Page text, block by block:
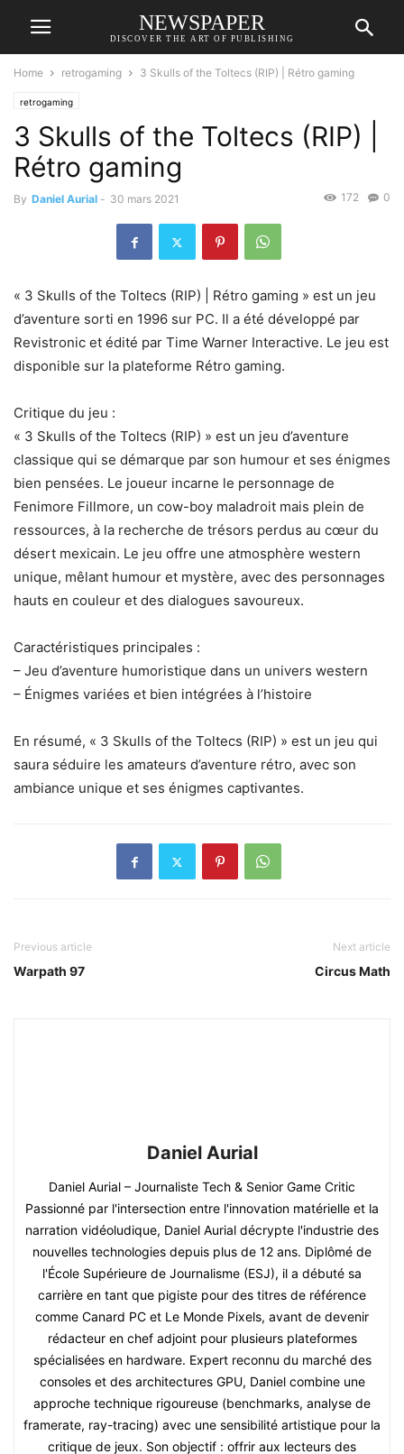
NEWSPAPER
DISCOVER THE ART OF PUBLISHING
Home retrogaming 3 Skulls of the Toltecs (RIP) | Rétro gaming
retrogaming
3 Skulls of the Toltecs (RIP) |
Rétro gaming
By Daniel Aurial - 30 mars 2021 0
172
« 3 Skulls of the Toltecs (RIP) | Rétro gaming » est un jeu
d’aventure sorti en 1996 sur PC. Il a été développé par
Revistronic et édité par Time Warner Interactive. Le jeu est
disponible sur la plateforme Rétro gaming.
Critique du jeu :
« 3 Skulls of the Toltecs (RIP) » est un jeu d’aventure
classique qui se démarque par son humour et ses énigmes
bien pensées. Le joueur incarne le personnage de
Fenimore Fillmore, un cow-boy maladroit mais plein de
ressources, à la recherche de trésors perdus au cœur du
désert mexicain. Le jeu offre une atmosphère western
unique, mêlant humour et mystère, avec des personnages
hauts en couleur et des dialogues savoureux.
Caractéristiques principales :
– Jeu d’aventure humoristique dans un univers western
– Énigmes variées et bien intégrées à l’histoire
En résumé, « 3 Skulls of the Toltecs (RIP) » est un jeu qui
saura séduire les amateurs d’aventure rétro, avec son
ambiance unique et ses énigmes captivantes.
Previous article
Warpath 97
Next article
Circus Math
Daniel Aurial
Daniel Aurial – Journaliste Tech & Senior Game Critic
Passionné par l'intersection entre l'innovation matérielle et la
narration vidéoludique, Daniel Aurial décrypte l'industrie des
nouvelles technologies depuis plus de 12 ans. Diplômé de
l'École Supérieure de Journalisme (ESJ), il a débuté sa
carrière en tant que pigiste pour des titres de référence
comme Canard PC et Le Monde Pixels, avant de devenir
rédacteur en chef adjoint pour plusieurs plateformes
spécialisées en hardware. Expert reconnu du marché des
consoles et des architectures GPU, Daniel combine une
approche technique rigoureuse (benchmarks, analyse de
framerate, ray-tracing) avec une sensibilité artistique pour la
critique de jeux. Son objectif : offrir aux lecteurs des